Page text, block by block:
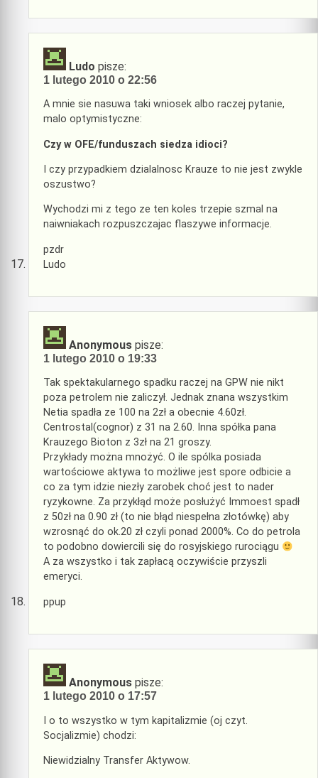
Ludo pisze:
1 lutego 2010 o 22:56
A mnie sie nasuwa taki wniosek albo raczej pytanie,
malo optymistyczne:
Czy w OFE/funduszach siedza idioci?
I czy przypadkiem dzialalnosc Krauze to nie jest zwykle
oszustwo?
Wychodzi mi z tego ze ten koles trzepie szmal na
naiwniakach rozpuszczajac flaszywe informacje.
pzdr
Ludo
Anonymous pisze:
1 lutego 2010 o 19:33
Tak spektakularnego spadku raczej na GPW nie nikt
poza petrolem nie zaliczył. Jednak znana wszystkim
Netia spadła ze 100 na 2zł a obecnie 4.60zł.
Centrostal(cognor) z 31 na 2.60. Inna spółka pana
Krauzego Bioton z 3zł na 21 groszy.
Przykłady można mnożyć. O ile spólka posiada
wartościowe aktywa to możliwe jest spore odbicie a
co za tym idzie niezły zarobek choć jest to nader
ryzykowne. Za przykłąd może posłużyć Immoest spadł
z 50zł na 0.90 zł (to nie błąd niespełna złotówkę) aby
wzrosnąć do ok.20 zł czyli ponad 2000%. Co do petrola
to podobno dowiercili się do rosyjskiego rurociągu
A za wszystko i tak zapłacą oczywiście przyszli
emeryci.
ppup
Anonymous pisze:
1 lutego 2010 o 17:57
I o to wszystko w tym kapitalizmie (oj czyt.
Socjalizmie) chodzi:
Niewidzialny Transfer Aktywow.